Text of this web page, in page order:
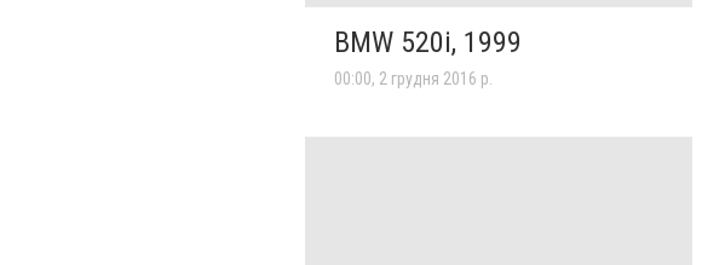
BMW 520i, 1999
00:00, 2 грудня 2016 р.